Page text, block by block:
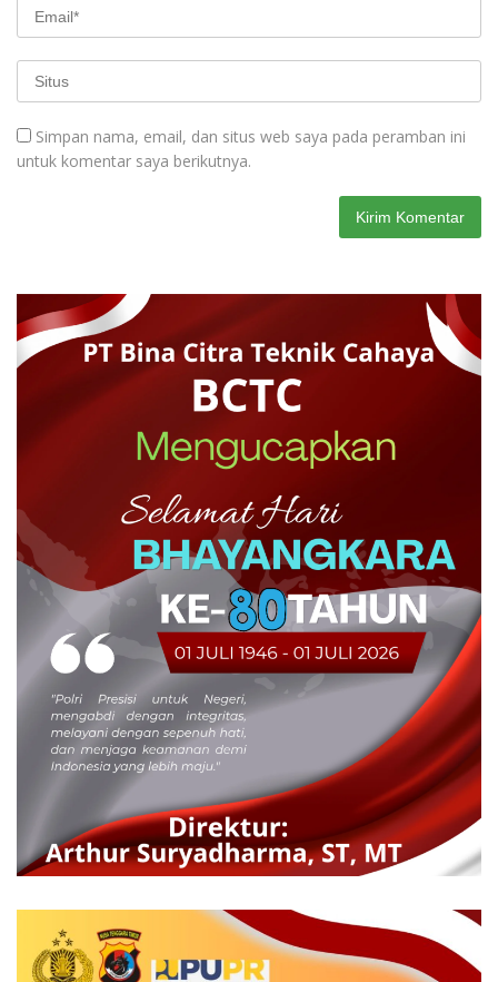
Simpan nama, email, dan situs web saya pada peramban ini
untuk komentar saya berikutnya.